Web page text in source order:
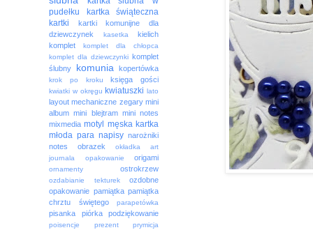
pudełku
kartka świąteczna
kartki
kartki komunijne dla
dziewczynek
kasetka
kielich
komplet
komplet dla chłopca
komplet dla dziewczynki komplet
ślubny
komunia kopertówka
krok po kroku księga gości
kwiatki w okręgu kwiatuszki lato
layout mechaniczne zegary mini
album mini blejtram mini notes
mixmedia motyl męska kartka
młoda para napisy narożniki
notes
obrazek
okładka art
journala
opakowanie origami
ornamenty ostrokrzew
ozdabianie tekturek
ozdobne
opakowanie pamiątka pamiątka
chrztu świętego
parapetówka
pisanka piórka podziękowanie
poisencje prezent
prymicja